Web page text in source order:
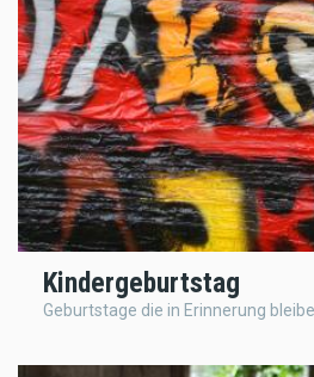
Kindergeburtstag
Geburtstage die in Erinnerung